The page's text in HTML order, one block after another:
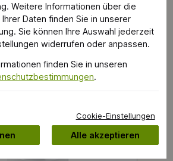
von Polti
Weitere Informationen über die
Daten finden Sie in unserer
Sie können Ihre Auswahl jederzeit
widerrufen oder anpassen.
finden Sie in unseren
.
Cookie-Einstellungen
Alle akzeptieren